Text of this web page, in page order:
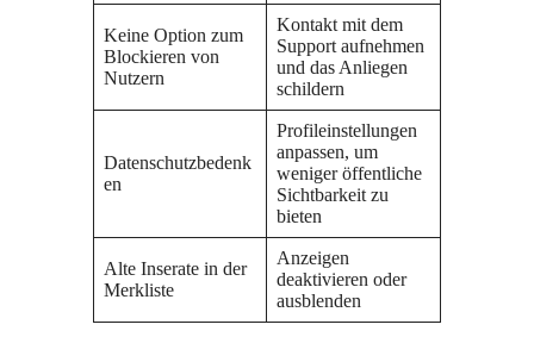
Keine Option zum
Blockieren von
Nutzern
Kontakt mit dem
Support aufnehmen
und das Anliegen
schildern
Datenschutzbedenk
en
Profileinstellungen
anpassen, um
weniger öffentliche
Sichtbarkeit zu
bieten
Alte Inserate in der
Merkliste
Anzeigen
deaktivieren oder
ausblenden